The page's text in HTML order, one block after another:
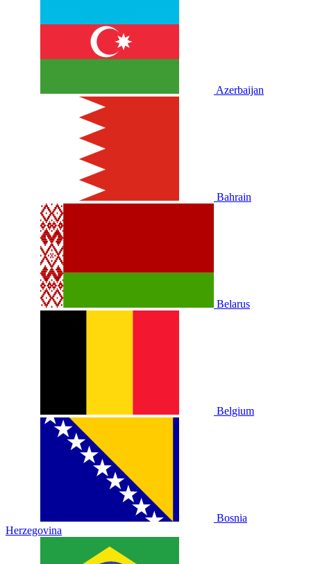
Azerbaijan
Bahrain
Belarus
Belgium
Bosnia
Herzegovina